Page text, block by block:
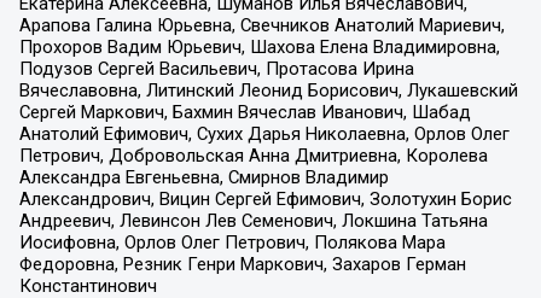
Арапова Галина Юрьевна, Свечников Анатолий Мариевич,
Прохоров Вадим Юрьевич, Шахова Елена Владимировна,
Подузов Сергей Васильевич, Протасова Ирина
Вячеславовна, Литинский Леонид Борисович, Лукашевский
Сергей Маркович, Бахмин Вячеслав Иванович, Шабад
Анатолий Ефимович, Сухих Дарья Николаевна, Орлов Олег
Петрович, Добровольская Анна Дмитриевна, Королева
Александра Евгеньевна, Смирнов Владимир
Александрович, Вицин Сергей Ефимович, Золотухин Борис
Андреевич, Левинсон Лев Семенович, Локшина Татьяна
Иосифовна, Орлов Олег Петрович, Полякова Мара
Федоровна, Резник Генри Маркович, Захаров Герман
Константинович